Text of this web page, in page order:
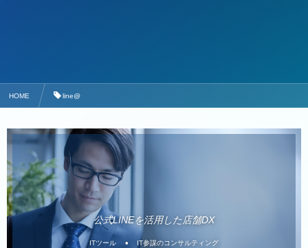
HOME line@
公式LINEを活用した店舗DX
ITツール IT参謀のコンサルティング